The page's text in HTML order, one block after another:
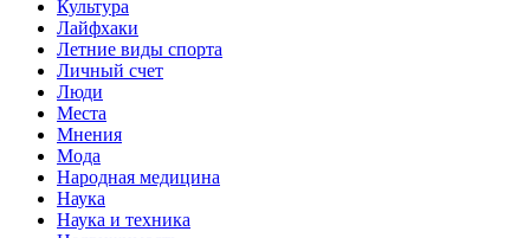
Культура
Лайфхаки
Летние виды спорта
Личный счет
Люди
Места
Мнения
Мода
Народная медицина
Наука
Наука и техника